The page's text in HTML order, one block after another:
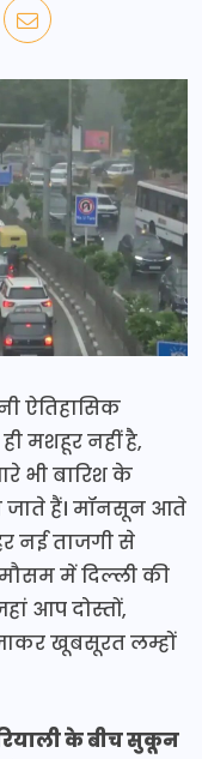
ऐतिहासिक
मशहूर नहीं है,
भी बारिश के
हैं। मॉनसून आते
नई ताजगी से
में दिल्ली की
आप दोस्तों,
खूबसूरत लम्हों
के बीच सुकून